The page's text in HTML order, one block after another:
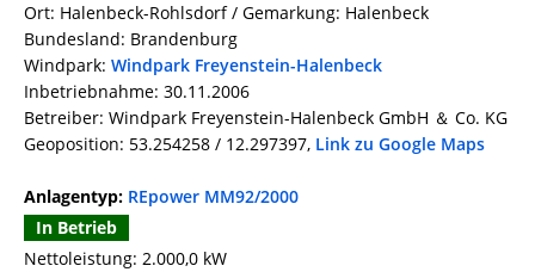
Ort: Halenbeck-Rohlsdorf / Gemarkung: Halenbeck
Bundesland: Brandenburg
Windpark: Windpark Freyenstein-Halenbeck
Inbetriebnahme: 30.11.2006
Betreiber: Windpark Freyenstein-Halenbeck GmbH ＆ Co. KG
Geoposition: 53.254258 / 12.297397, Link zu Google Maps
Anlagentyp: REpower MM92/2000
In Betrieb
Nettoleistung: 2.000,0 kW